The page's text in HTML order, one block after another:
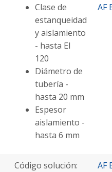
Clase de
estanqueidad
y aislamiento
- hasta EI
120
Diámetro de
tubería -
hasta 20 mm
Espesor
aislamiento -
hasta 6 mm
AF
Código solución:
AF